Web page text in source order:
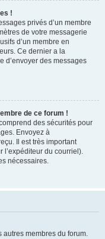
!
privés d’un membre
de votre messagerie
d’un membre en
Ce dernier a la
d’envoyer des messages
de ce forum !
des sécurités pour
Envoyez à
Il est très important
l’expéditeur du courriel).
nécessaires.
membres du forum.